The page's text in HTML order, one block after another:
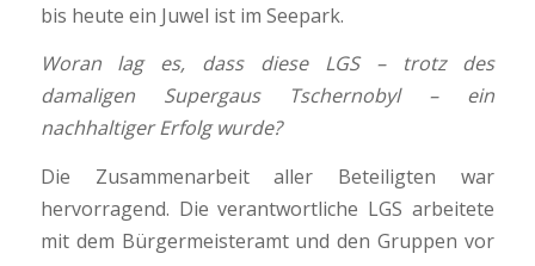
bis heute ein Juwel ist im Seepark.
Woran lag es, dass diese LGS – trotz des
damaligen Supergaus Tschernobyl – ein
nachhaltiger Erfolg wurde?
Die Zusammenarbeit aller Beteiligten war
hervorragend. Die verantwortliche LGS arbeitete
mit dem Bürgermeisteramt und den Gruppen vor